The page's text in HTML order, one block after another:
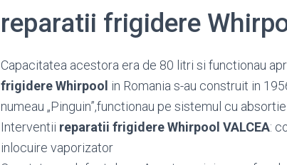
reparatii frigidere
Capacitatea acestora era de 80 litri si functionau
frigidere Whirpool in Romania s-au construit in
numeau „Pinguin”,functionau pe sistemul cu
Interventii reparatii frigidere Whirpool VALCEA:
inlocuire vaporizator